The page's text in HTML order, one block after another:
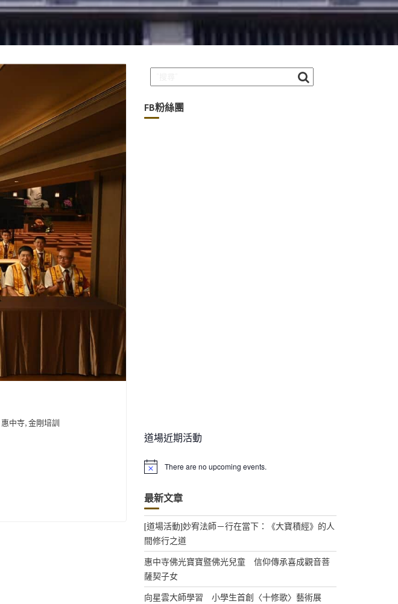
惠中寺,金剛培訓
FB粉絲團
道場近期活動
N
i
c
e
There are no upcoming events.
最新文章
[道場活動]妙宥法師－行在當下：《大寶積經》的人
間修行之道
惠中寺佛光寶寶暨佛光兒童 信仰傳承喜成觀音菩
薩契子女
向星雲大師學習 小學生首創〈十修歌〉藝術展